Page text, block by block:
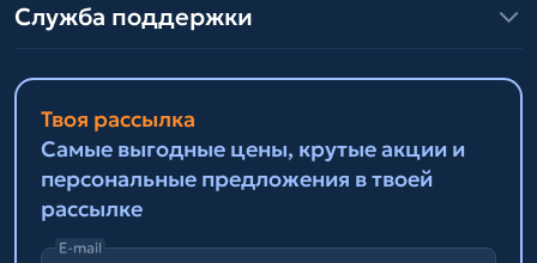
Служба поддержки
Твоя рассылка
Самые выгодные цены, крутые акции и
персональные предложения в твоей
рассылке
E-mail